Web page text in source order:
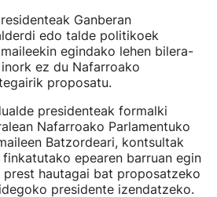
Ganberan
edo talde politikoek
egindako lehen bilera-
ez du Nafarroako
proposatu.
presidenteak formalki
Nafarroako Parlamentuko
Batzordeari, kontsultak
epearen barruan egin
hautagai bat proposatzeko
presidente izendatzeko.